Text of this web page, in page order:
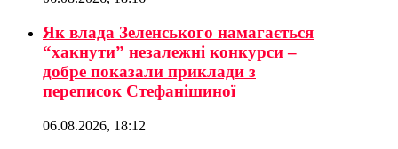
Як влада Зеленського намагається
“хакнути” незалежні конкурси –
добре показали приклади з
переписок Стефанішиної
06.08.2026, 18:12